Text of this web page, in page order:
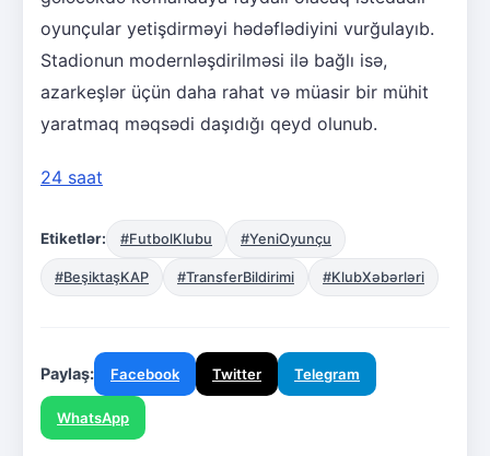
oyunçular yetişdirməyi hədəflədiyini vurğulayıb.
Stadionun modernləşdirilməsi ilə bağlı isə,
azarkeşlər üçün daha rahat və müasir bir mühit
yaratmaq məqsədi daşıdığı qeyd olunub.
24 saat
Etiketlər: #FutbolKlubu #YeniOyunçu
#BeşiktaşKAP #TransferBildirimi #KlubXəbərləri
Paylaş: Facebook Twitter Telegram
WhatsApp